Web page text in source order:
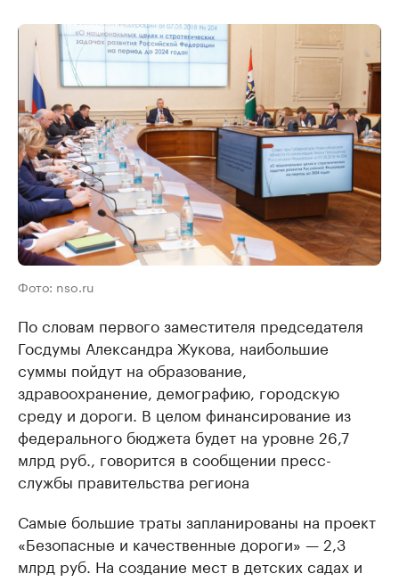
Фото: nso.ru
По словам первого заместителя председателя
Госдумы Александра Жукова, наибольшие
суммы пойдут на образование,
здравоохранение, демографию, городскую
среду и дороги. В целом финансирование из
федерального бюджета будет на уровне 26,7
млрд руб., говорится в сообщении пресс-
службы правительства региона
Самые большие траты запланированы на проект
«Безопасные и качественные дороги» — 2,3
млрд руб. На создание мест в детских садах и